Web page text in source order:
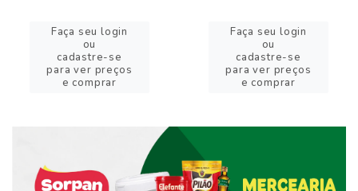
Faça seu login
ou
cadastre-se
para ver preços
e comprar
Faça seu login
ou
cadastre-se
para ver preços
e comprar